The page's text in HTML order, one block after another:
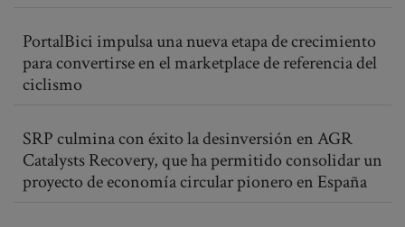
PortalBici impulsa una nueva etapa de crecimiento
para convertirse en el marketplace de referencia del
ciclismo
SRP culmina con éxito la desinversión en AGR
Catalysts Recovery, que ha permitido consolidar un
proyecto de economía circular pionero en España